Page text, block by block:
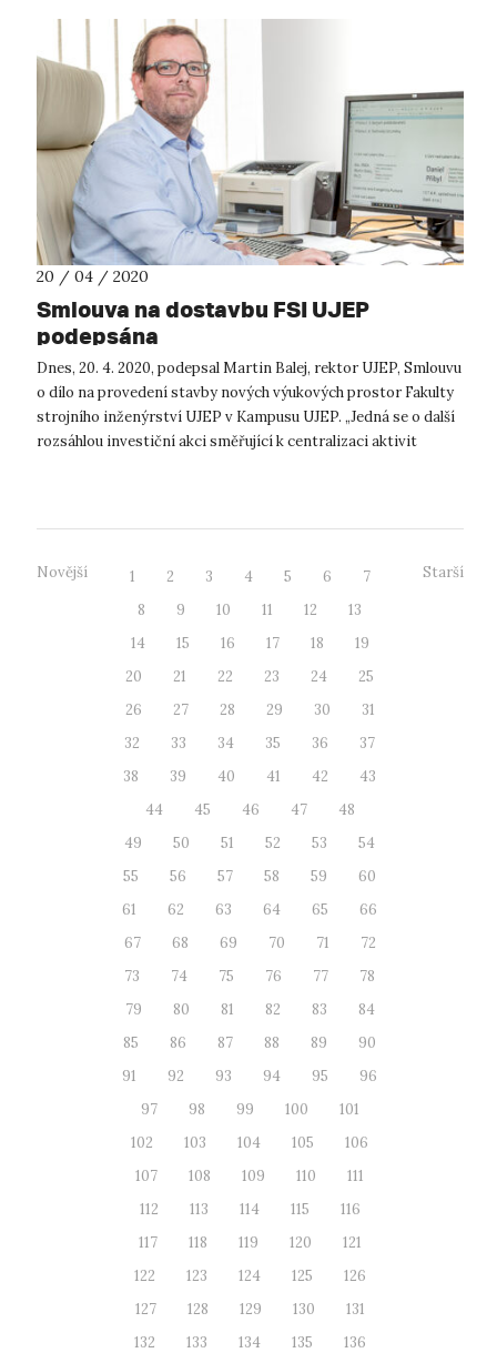
20 / 04 / 2020
Smlouva na dostavbu FSI UJEP
podepsána
Dnes, 20. 4. 2020, podepsal Martin Balej, rektor UJEP, Smlouvu
o dílo na provedení stavby nových výukových prostor Fakulty
strojního inženýrství UJEP v Kampusu UJEP. „Jedná se o další
rozsáhlou investiční akci směřující k centralizaci aktivit
Novější 1 2 3 4 5 6
7
8
9 10 11 12
13
14
15 16 17 18
19
20
21 22 23 24
25
26
27 28 29 30
31
32
33 34 35 36
37
38
39 40 41 42
43
44
45 46 47
48
49
50 51 52 53
54
55
56 57 58 59
60
61
62 63 64 65
66
67
68 69 70 71
72
73
74 75 76 77
78
79
80 81 82 83
84
85
86 87 88 89
90
91
92 93 94 95
96
97
98 99 100
101
102
103 104 105
106
107
108 109 110
111
112
113 114 115
116
117
118 119 120
121
122
123 124 125
126
127
128 129 130
131
132
133 134 135
136
Starší